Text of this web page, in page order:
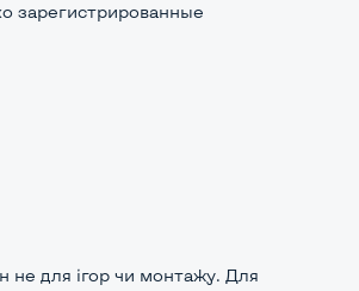
зарегистрированные
не для ігор чи монтажу. Для